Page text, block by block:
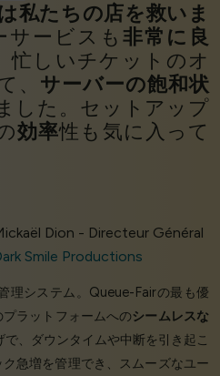
私たちの店を救いま
サービスも 非常に良
忙しいチケットのオ
、 サーバーの飽和状
した。セットアップ
効率性も気に入って
Dion - Directeur Général
Smile Productions
理システム。Queue-Fairの最も優
プラットフォームへのシームレスな
、ダウンタイムや中断を引き起こ
急増を管理でき、スムーズなユー